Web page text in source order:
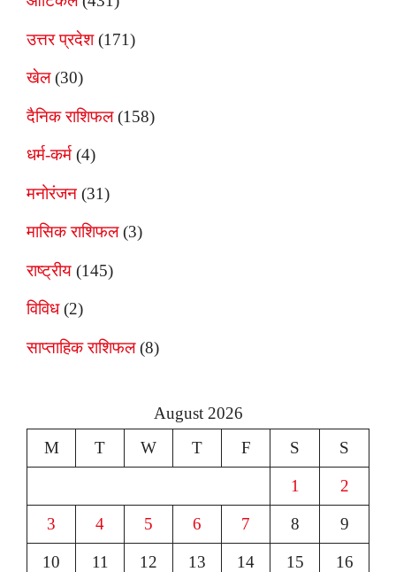
उत्तर प्रदेश(171)
खेल(30)
दैनिक राशिफल(158)
धर्म-कर्म (4)
मनोरंजन (31)
मासिक राशिफल(3)
राष्ट्रीय (145)
विविध(2)
साप्ताहिक राशिफल(8)
August 2026
M
T W T F S S
1 2
3 4 5 6 7 8 9
10 11 12 13 14 15 16